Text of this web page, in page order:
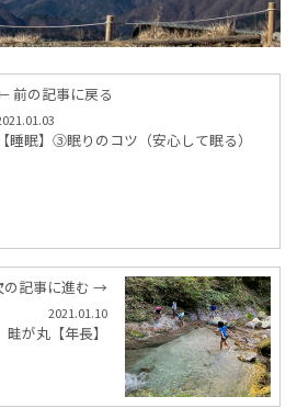
前の記事に戻る
【睡眠】③眠りのコツ（安心して眠る）
の記事に進む →
2021.01.10
畦が丸【年長】